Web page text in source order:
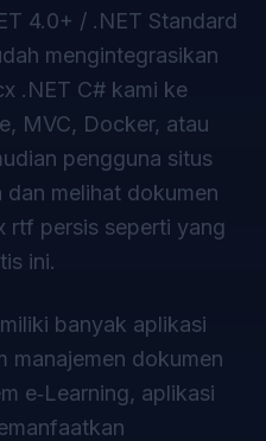
4.0+ / .NET Standard
mengintegrasikan
.NET C# kami ke
MVC, Docker, atau
pengguna situs
melihat dokumen
rtf persis seperti yang
ini.
banyak aplikasi
manajemen dokumen
e‑Learning, aplikasi